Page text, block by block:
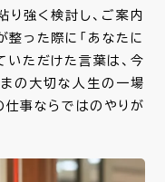
強く検討し、ご案内
整った際に「あなたに
いただけた言葉は、今
の大切な人生の一場
仕事ならではのやりが